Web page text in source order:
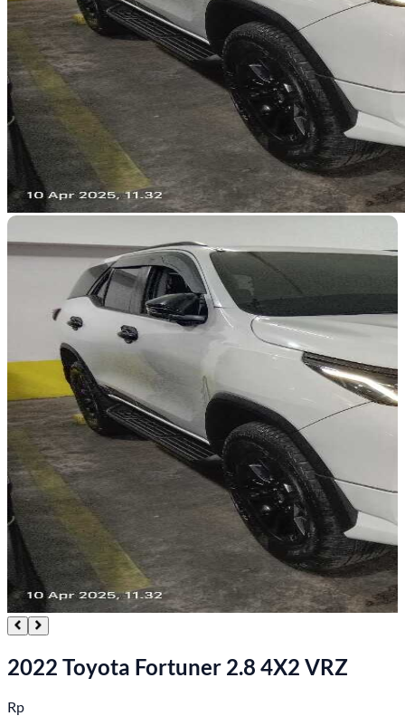
2022 Toyota Fortuner 2.8 4X2 VRZ
Rp